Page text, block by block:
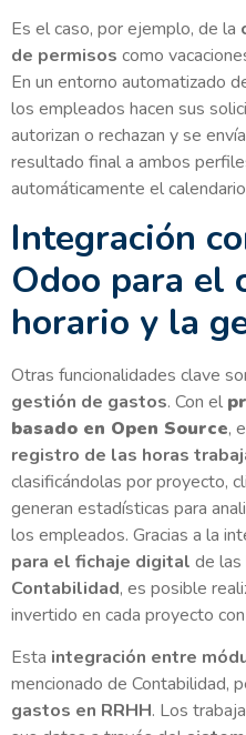
Es el caso, por ejemplo, de la
de permisos como
En un entorno automatizado
los empleados hacen sus
autorizan o rechazan y se
resultado final a ambos
automáticamente el
Integración
Odoo para el
horario y la
Otras funcionalidades clave
gestión de gastos. Con el
basado en Open Source,
registro de las horas
clasificándolas por proyecto,
generan estadísticas para
los empleados. Gracias a la
para el fichaje digital de las
Contabilidad, es posible
invertido en cada proyecto
Esta integración entre
mencionado de Contabilidad,
gastos en RRHH. Los